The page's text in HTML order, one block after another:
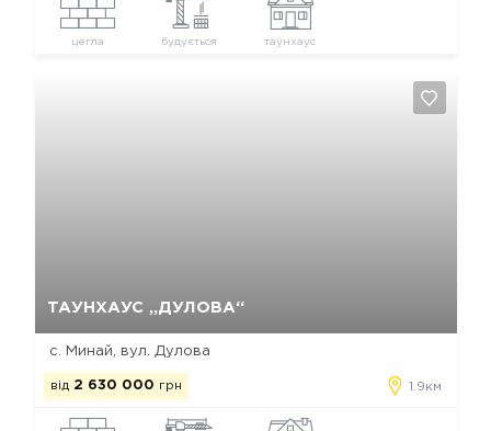
цегла будується таунхаус
ТАУНХАУС „ДУЛОВА“
с. Минай, вул. Дулова
від 2 630 000 грн 1.9км